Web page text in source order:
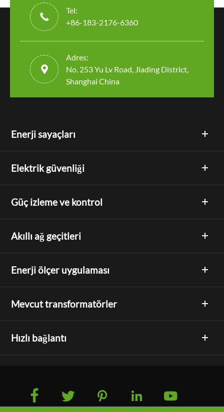

Tel:
+86-183-2176-6360

Adres:
No. 253 Yu Lv Road, Jiading District,
Shanghai China
Enerji sayaçları
Elektrik güvenliği
Güç izleme ve kontrol
Akıllı ağ geçitleri
Enerji ölçer uygulaması
Mevcut transformatörler
Hızlı bağlantı
    